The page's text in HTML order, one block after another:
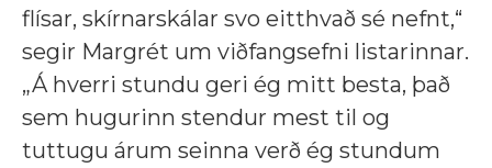
flísar, skírnarskálar svo eitthvað sé nefnt,“
segir Margrét um viðfangsefni listarinnar.
„Á hverri stundu geri ég mitt besta, það
sem hugurinn stendur mest til og
tuttugu árum seinna verð ég stundum